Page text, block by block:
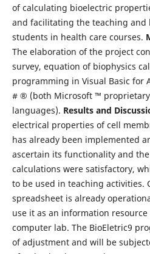
of calculating bioelectric
and facilitating the teaching
students in health care courses.
The elaboration of the project
survey, equation of biophysics
programming in Visual Basic for
# ® (both Microsoft ™
languages). Results and
electrical properties of cell
has already been implemented
ascertain its functionality and
calculations were satisfactory,
to be used in teaching activities.
spreadsheet is already
use it as an information
computer lab. The BioEletric9
of adjustment and will be